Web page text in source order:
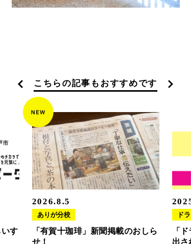
こちらの記事もおすすめです
す
2026.8.5
ありが分校
「有賀十珈琲」新聞掲載のおしら
せ！
ドラ
「
出さ